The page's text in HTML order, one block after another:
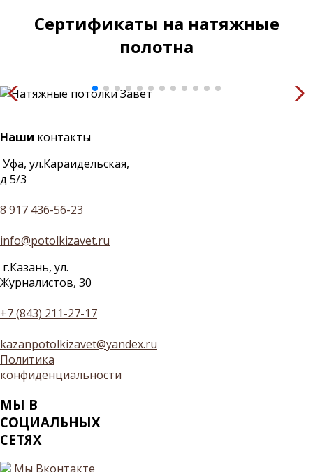
Сертификаты на натяжные
полотна
Наши контакты
Уфа, ул.Караидельская,
д 5/3
8 917 436-56-23
info@potolkizavet.ru
г.Казань, ул.
Журналистов, 30
+7 (843) 211-27-17
kazanpotolkizavet@yandex.ru
Политика
конфиденциальности
МЫ В
СОЦИАЛЬНЫХ
СЕТЯХ
Мы Вконтакте